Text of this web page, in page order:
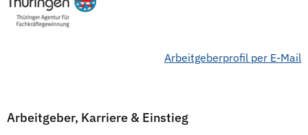
Arbeitgeberprofil per E-Mail
Arbeitgeber, Karriere & Einstieg